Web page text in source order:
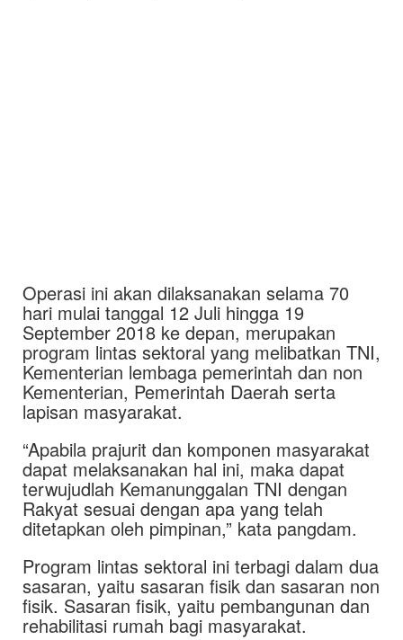
Operasi ini akan dilaksanakan selama 70
hari mulai tanggal 12 Juli hingga 19
September 2018 ke depan, merupakan
program lintas sektoral yang melibatkan TNI,
Kementerian lembaga pemerintah dan non
Kementerian, Pemerintah Daerah serta
lapisan masyarakat.
“Apabila prajurit dan komponen masyarakat
dapat melaksanakan hal ini, maka dapat
terwujudlah Kemanunggalan TNI dengan
Rakyat sesuai dengan apa yang telah
ditetapkan oleh pimpinan,” kata pangdam.
Program lintas sektoral ini terbagi dalam dua
sasaran, yaitu sasaran fisik dan sasaran non
fisik. Sasaran fisik, yaitu pembangunan dan
rehabilitasi rumah bagi masyarakat.